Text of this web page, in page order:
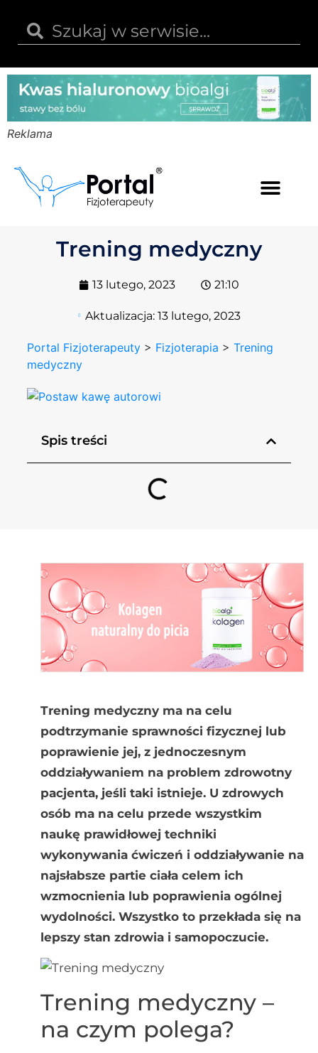
Reklama
Trening medyczny
13 lutego, 2023 21:10
Aktualizacja: 13 lutego, 2023
Portal Fizjoterapeuty > Fizjoterapia >Trening
medyczny
Spis treści
Trening medyczny ma na celu
podtrzymanie sprawności fizycznej lub
poprawienie jej, z jednoczesnym
oddziaływaniem na problem zdrowotny
pacjenta, jeśli taki istnieje. U zdrowych
osób ma na celu przede wszystkim
naukę prawidłowej techniki
wykonywania ćwiczeń i oddziaływanie na
najsłabsze partie ciała celem ich
wzmocnienia lub poprawienia ogólnej
wydolności. Wszystko to przekłada się na
lepszy stan zdrowia i samopoczucie.
Trening medyczny –
na czym polega?